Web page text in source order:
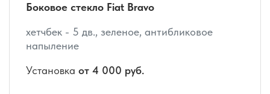
Боковое стекло Fiat Bravo
хетчбек - 5 дв., зеленое, антибликовое
напыление
Установка от 4 000 руб.